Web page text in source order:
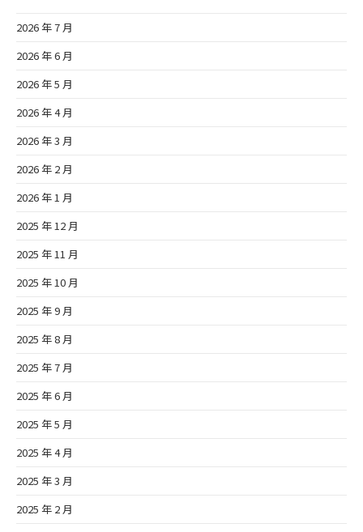
2026 年 7 月
2026 年 6 月
2026 年 5 月
2026 年 4 月
2026 年 3 月
2026 年 2 月
2026 年 1 月
2025 年 12 月
2025 年 11 月
2025 年 10 月
2025 年 9 月
2025 年 8 月
2025 年 7 月
2025 年 6 月
2025 年 5 月
2025 年 4 月
2025 年 3 月
2025 年 2 月